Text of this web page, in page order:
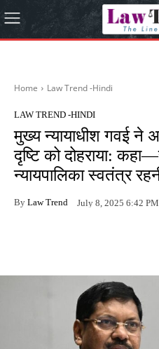
Home Law Trend -Hindi
LAW TREND -HINDI
मुख्य न्यायाधीश गवई ने
दृष्टि को दोहराया:
न्यायपालिका स्वतंत्र
By Law Trend July 8, 2025 6:42 PM